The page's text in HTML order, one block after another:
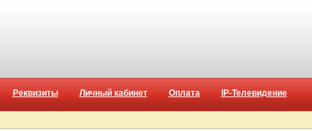
Реквизиты Личный кабинет Оплата IP-Телевидение